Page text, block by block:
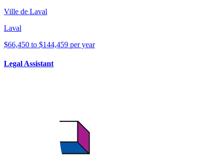
Ville de Laval
Laval
$66,450 to $144,459 per year
Legal Assistant